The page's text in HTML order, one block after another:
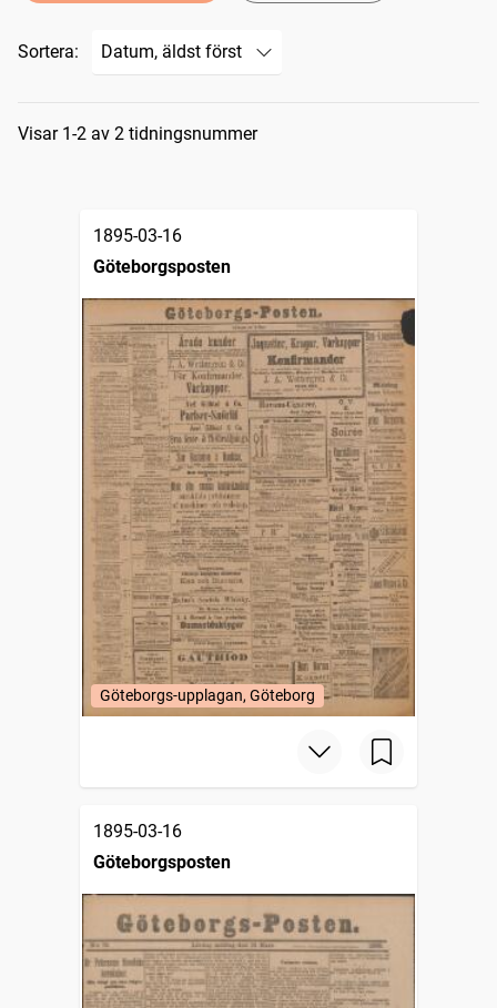
Sortera:
Sökresultat
Visar 1-2 av 2 tidningsnummer
1895-03-16
Göteborgsposten
Göteborgs-upplagan, Göteborg
1895-03-16
Göteborgsposten